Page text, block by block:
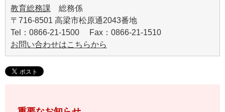
教育総務課 総務係
〒716-8501 高梁市松原通2043番地
Tel：0866-21-1500 Fax：0866-21-1510
お問い合わせはこちらから